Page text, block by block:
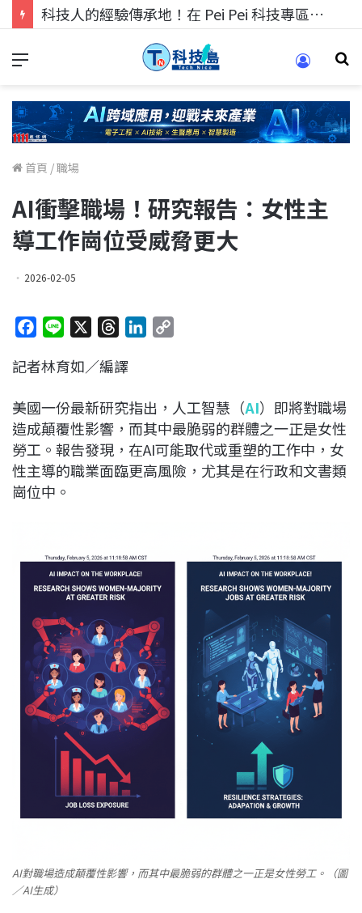
科技人的經驗傳承地！在 Pei Pei 科技專區，與學弟妹交流最硬核的技術
首頁 /職場
AI衝擊職場！研究報告：女性主
導工作崗位受威脅更大
2026-02-05
c
b
o
o
k
n
r
a
d
s
e
d
I
n
L
i
n
k
記者林育如／編譯
美國一份最新研究指出，人工智慧（AI）即將對職場
造成顛覆性影響，而其中最脆弱的群體之一正是女性
勞工。報告發現，在AI可能取代或重塑的工作中，女
性主導的職業面臨更高風險，尤其是在行政和文書類
崗位中。
AI對職場造成顛覆性影響，而其中最脆弱的群體之一正是女性勞工。（圖
／AI生成）